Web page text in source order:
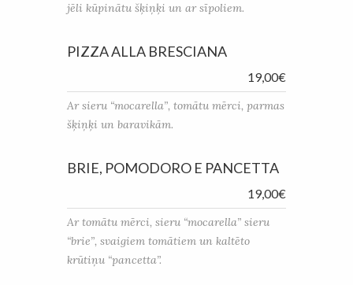
jēli kūpinātu šķiņķi un ar sīpoliem.
PIZZA ALLA BRESCIANA
19,00€
Ar sieru “mocarella”, tomātu mērci, parmas
šķiņķi un baravikām.
BRIE, POMODORO E PANCETTA
19,00€
Ar tomātu mērci, sieru “mocarella” sieru
“brie”, svaigiem tomātiem un kaltēto
krūtiņu “pancetta”.